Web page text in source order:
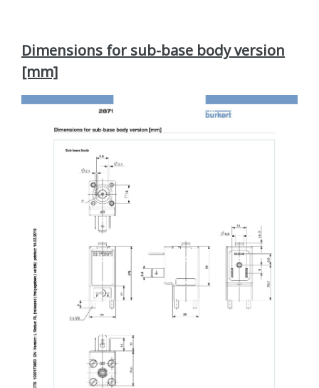
Dimensions for sub-base body version
[mm]